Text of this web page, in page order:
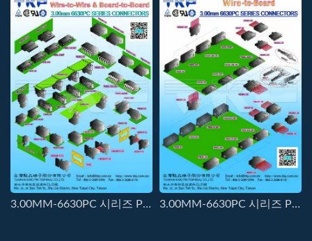
3.00MM-6630PC 시리즈 PCI-E 연결기-WWBB 3.00MM-6630PC 시리즈 PCI-E 커넥터-WWWB